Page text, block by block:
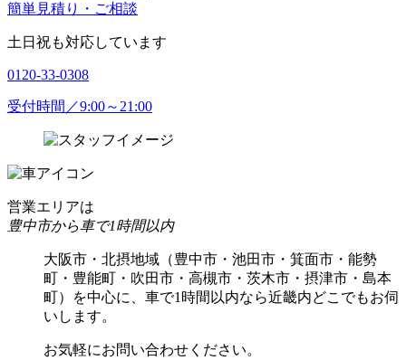
簡単見積り・ご相談
土日祝も対応しています
0120-33-0308
受付時間／9:00～21:00
営業エリアは
豊中市から車で1時間以内
大阪市・北摂地域（豊中市・池田市・箕面市・能勢
町・豊能町・吹田市・高槻市・茨木市・摂津市・島本
町）を中心に、車で1時間以内なら近畿内どこでもお伺
いします。
お気軽にお問い合わせください。